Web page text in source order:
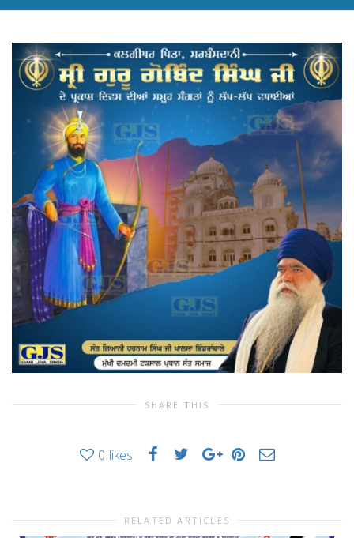
SHARE THIS
0 likes
RELATED ARTICLES